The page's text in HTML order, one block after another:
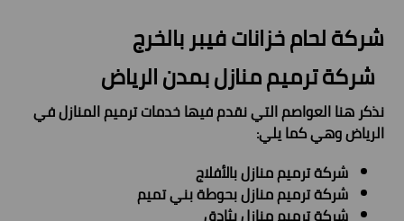
شركة لحام خزانات فيبر بالخرج
شركة ترميم منازل بمدن الرياض
نذكر هنا العواصم التي نقدم فيها خدمات ترميم المنازل في
الرياض وهي كما يلي:
شركة ترميم منازل بالأفلاج
شركة ترميم منازل بحوطة بني تميم
شركة ترميم منازل بثادق